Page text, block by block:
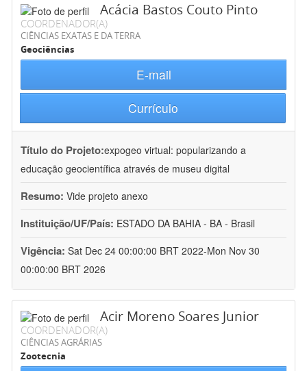
Acácia Bastos Couto Pinto
COORDENADOR(A)
CIÊNCIAS EXATAS E DA TERRA
Geociências
E-mail
Currículo
Título do Projeto:expogeo virtual: popularizando a
educação geocientífica através de museu digital
Resumo: Vide projeto anexo
Instituição/UF/País: ESTADO DA BAHIA - BA - Brasil
Vigência: Sat Dec 24 00:00:00 BRT 2022-Mon Nov 30
00:00:00 BRT 2026
Acir Moreno Soares Junior
COORDENADOR(A)
CIÊNCIAS AGRÁRIAS
Zootecnia